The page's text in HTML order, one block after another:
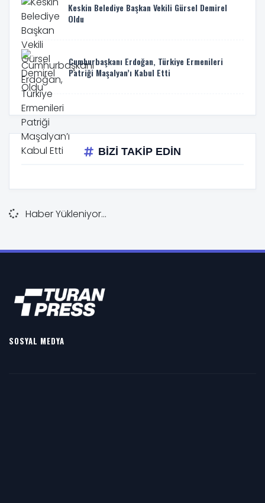
Keskin Belediye Başkan Vekili Gürsel Demirel
Oldu
Cumhurbaşkanı Erdoğan, Türkiye Ermenileri
Patriği Maşalyan’ı Kabul Etti
BİZİ TAKİP EDİN
Haber Yükleniyor...
SOSYAL MEDYA